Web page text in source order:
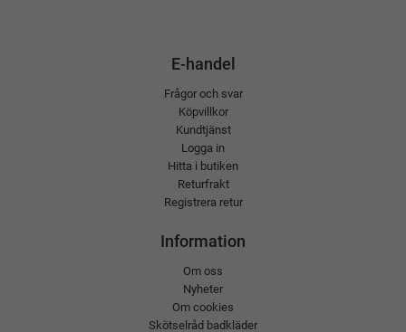
E-handel
Frågor och svar
Köpvillkor
Kundtjänst
Logga in
Hitta i butiken
Returfrakt
Registrera retur
Information
Om oss
Nyheter
Om cookies
Skötselråd badkläder